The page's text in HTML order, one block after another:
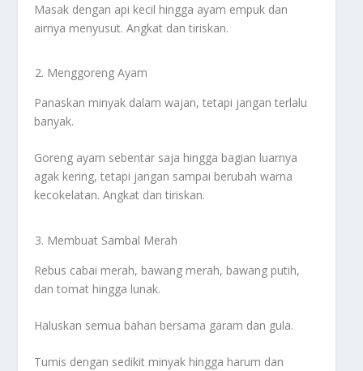
Masak dengan api kecil hingga ayam empuk dan
airnya menyusut. Angkat dan tiriskan.
Menggoreng Ayam
Panaskan minyak dalam wajan, tetapi jangan terlalu
banyak.
Goreng ayam sebentar saja hingga bagian luarnya
agak kering, tetapi jangan sampai berubah warna
kecokelatan. Angkat dan tiriskan.
Membuat Sambal Merah
Rebus cabai merah, bawang merah, bawang putih,
dan tomat hingga lunak.
Haluskan semua bahan bersama garam dan gula.
Tumis dengan sedikit minyak hingga harum dan